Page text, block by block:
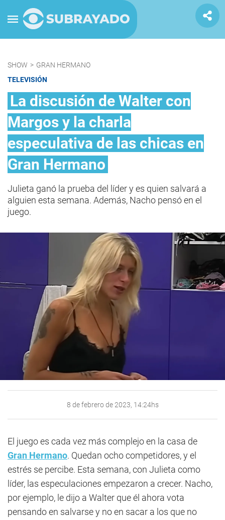
SHOW > GRAN HERMANO
TELEVISIÓN
La discusión de Walter con
Margos y la charla
especulativa de las chicas en
Gran Hermano
Julieta ganó la prueba del líder y es quien salvará a
alguien esta semana. Además, Nacho pensó en el
juego.
8 de febrero de 2023, 14:24hs
El juego es cada vez más complejo en la casa de
Gran Hermano. Quedan ocho competidores, y el
estrés se percibe. Esta semana, con Julieta como
líder, las especulaciones empezaron a crecer. Nacho,
por ejemplo, le dijo a Walter que él ahora vota
pensando en salvarse y no en sacar a los que no